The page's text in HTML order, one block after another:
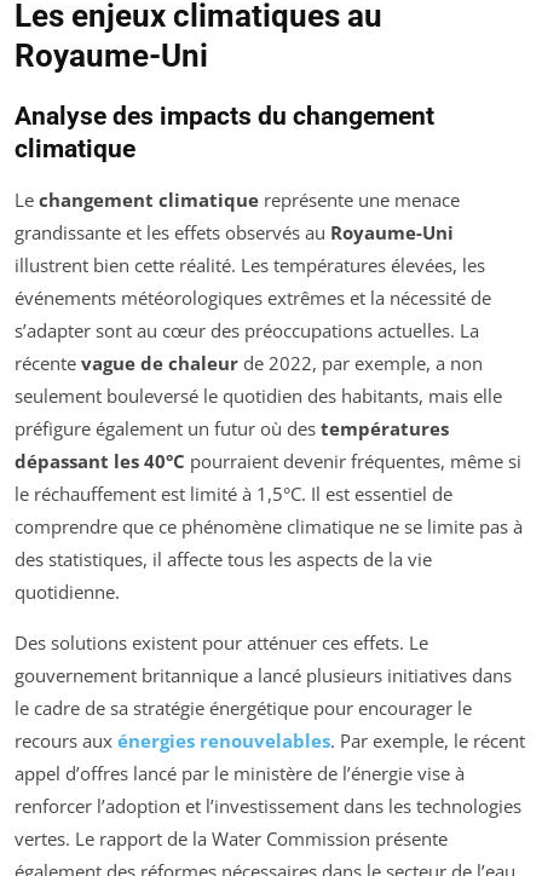
Les enjeux climatiques au
Royaume-Uni
Analyse des impacts du changement
climatique
Le changement climatique représente une menace
grandissante et les effets observés au Royaume-Uni
illustrent bien cette réalité. Les températures élevées, les
événements météorologiques extrêmes et la nécessité de
s’adapter sont au cœur des préoccupations actuelles. La
récente vague de chaleur de 2022, par exemple, a non
seulement bouleversé le quotidien des habitants, mais elle
préfigure également un futur où des températures
dépassant les 40°C pourraient devenir fréquentes, même si
le réchauffement est limité à 1,5°C. Il est essentiel de
comprendre que ce phénomène climatique ne se limite pas à
des statistiques, il affecte tous les aspects de la vie
quotidienne.
Des solutions existent pour atténuer ces effets. Le
gouvernement britannique a lancé plusieurs initiatives dans
le cadre de sa stratégie énergétique pour encourager le
recours aux énergies renouvelables. Par exemple, le récent
appel d’offres lancé par le ministère de l’énergie vise à
renforcer l’adoption et l’investissement dans les technologies
vertes. Le rapport de la Water Commission présente